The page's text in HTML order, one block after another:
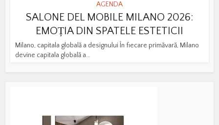
AGENDA
SALONE DEL MOBILE MILANO 2026:
EMOȚIA DIN SPATELE ESTETICII
Milano, capitala globală a designului În fiecare primăvară, Milano
devine capitala globală a...